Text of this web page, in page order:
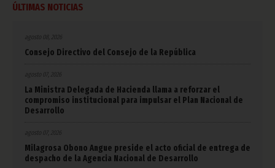
ÚLTIMAS NOTICIAS
agosto 08, 2026
Consejo Directivo del Consejo de la República
agosto 07, 2026
La Ministra Delegada de Hacienda llama a reforzar el
compromiso institucional para impulsar el Plan Nacional de
Desarrollo
agosto 07, 2026
Milagrosa Obono Angue preside el acto oficial de entrega de
despacho de la Agencia Nacional de Desarrollo